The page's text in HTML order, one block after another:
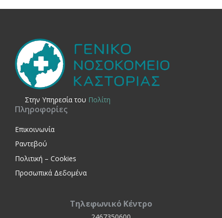
Στην Yπηρεσία του Πολίτη
Πληροφορίες
Επικοινωνία
Ραντεβού
Πολιτική – Cookies
Προσωπικά Δεδομένα
Τηλεφωνικό Κέντρο